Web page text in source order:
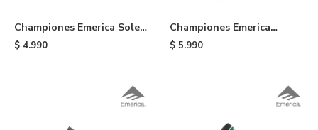
Championes Emerica Sole
Footwear - Grey
$ 4.990
Championes Emerica
Phocus G6 - Black
$ 5.990